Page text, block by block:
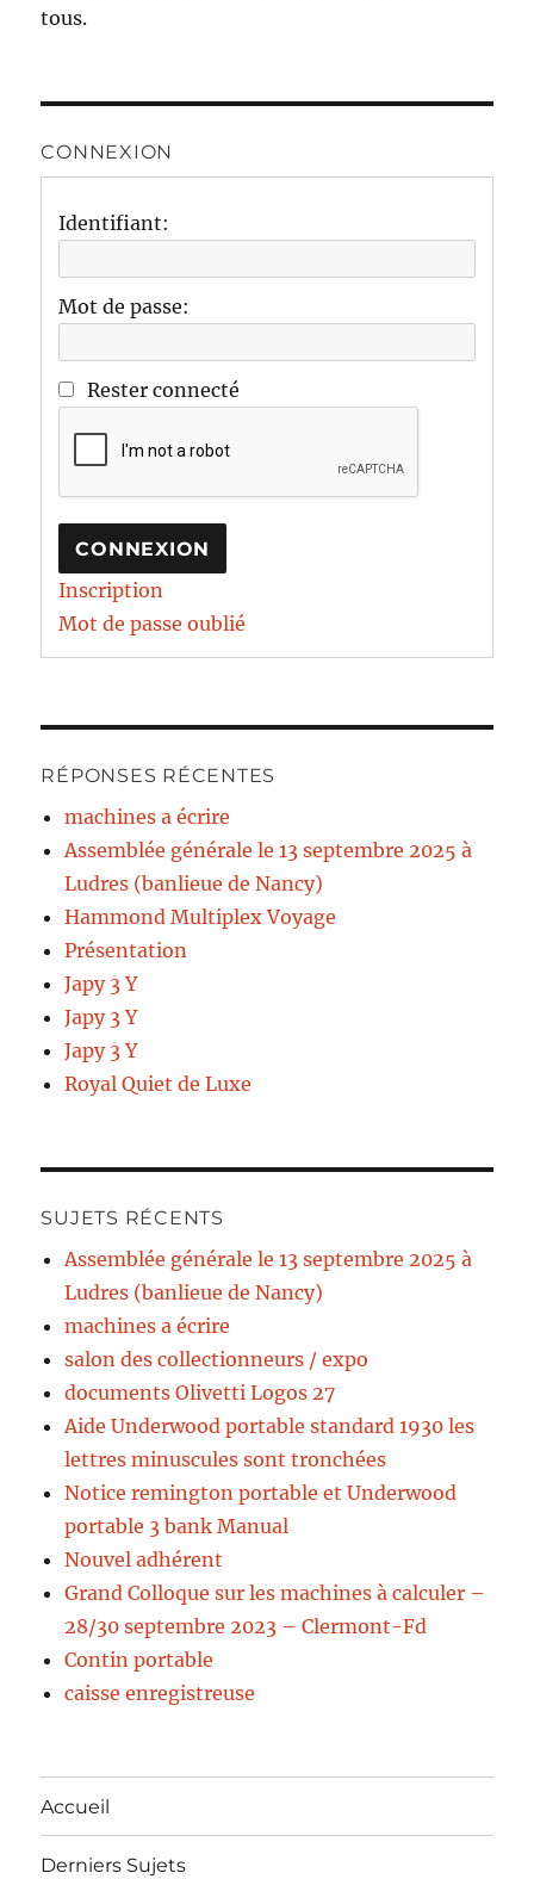
tous.
CONNEXION
Identifiant:
Mot de passe:
Rester connecté
CONNEXION
Inscription
Mot de passe oublié
RÉPONSES RÉCENTES
machines a écrire
Assemblée générale le 13 septembre 2025 à
Ludres (banlieue de Nancy)
Hammond Multiplex Voyage
Présentation
Japy 3 Y
Japy 3 Y
Japy 3 Y
Royal Quiet de Luxe
SUJETS RÉCENTS
Assemblée générale le 13 septembre 2025 à
Ludres (banlieue de Nancy)
machines a écrire
salon des collectionneurs / expo
documents Olivetti Logos 27
Aide Underwood portable standard 1930 les
lettres minuscules sont tronchées
Notice remington portable et Underwood
portable 3 bank Manual
Nouvel adhérent
Grand Colloque sur les machines à calculer –
28/30 septembre 2023 – Clermont-Fd
Contin portable
caisse enregistreuse
Accueil
Derniers Sujets